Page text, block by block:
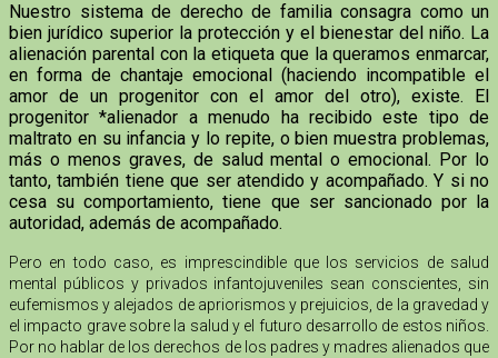
Nuestro sistema de derecho de familia consagra como un
bien jurídico superior la protección y el bienestar del niño. La
alienación parental con la etiqueta que la queramos enmarcar,
en forma de chantaje emocional (haciendo incompatible el
amor de un progenitor con el amor del otro), existe. El
progenitor *alienador a menudo ha recibido este tipo de
maltrato en su infancia y lo repite, o bien muestra problemas,
más o menos graves, de salud mental o emocional. Por lo
tanto, también tiene que ser atendido y acompañado. Y si no
cesa su comportamiento, tiene que ser sancionado por la
autoridad, además de acompañado.
Pero en todo caso, es imprescindible que los servicios de salud
mental públicos y privados infantojuveniles sean conscientes, sin
eufemismos y alejados de apriorismos y prejuicios, de la gravedad y
el impacto grave sobre la salud y el futuro desarrollo de estos niños.
Por no hablar de los derechos de los padres y madres alienados que